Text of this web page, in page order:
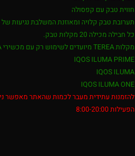
חווית טבק עם קפסולה
תערובת טבק קלויה ומאוזנת המשלבת נגיעות
כל חבילה מכילה 20 מקלות טבק.
מקלות TEREA מיועדים לשימוש רק עם מכשירי ILUMA:
IQOS ILUMA PRIME
IQOS ILUMA
IQOS ILUMA ONE
הפעילות 8:00-20:00